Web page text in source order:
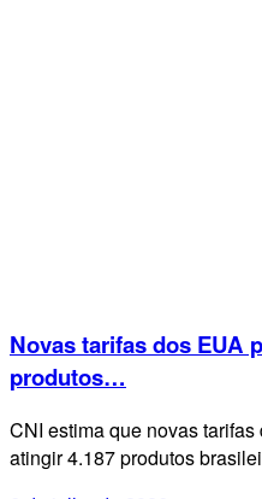
Novas tarifas dos EUA
produtos…
CNI estima que novas
atingir 4.187 produtos